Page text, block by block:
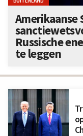
Amerikaanse
Russische
te leggen